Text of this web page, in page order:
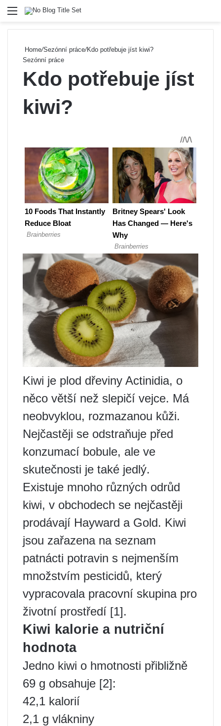
Menu
Home/Sezónní práce/Kdo potřebuje jíst kiwi?
Sezónní práce
Kdo potřebuje jíst
kiwi?
Kiwi je plod dřeviny Actinidia, o
něco větší než slepičí vejce. Má
neobvyklou, rozmazanou kůži.
Nejčastěji se odstraňuje před
konzumací bobule, ale ve
skutečnosti je také jedlý.
Existuje mnoho různých odrůd
kiwi, v obchodech se nejčastěji
prodávají Hayward a Gold. Kiwi
jsou zařazena na seznam
patnácti potravin s nejmenším
množstvím pesticidů, který
vypracovala pracovní skupina pro
životní prostředí [1].
Kiwi kalorie a nutriční
hodnota
Jedno kiwi o hmotnosti přibližně
69 g obsahuje [2]:
42,1 kalorií
2,1 g vlákniny